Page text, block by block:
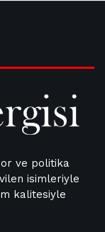
ve politika
isimleriyle
kalitesiyle